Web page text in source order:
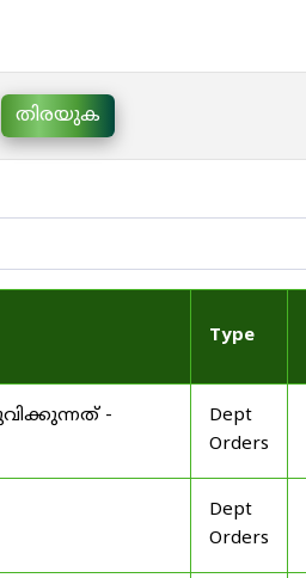
തിരയുക
Type
-
Dept
Orders
Dept
Orders